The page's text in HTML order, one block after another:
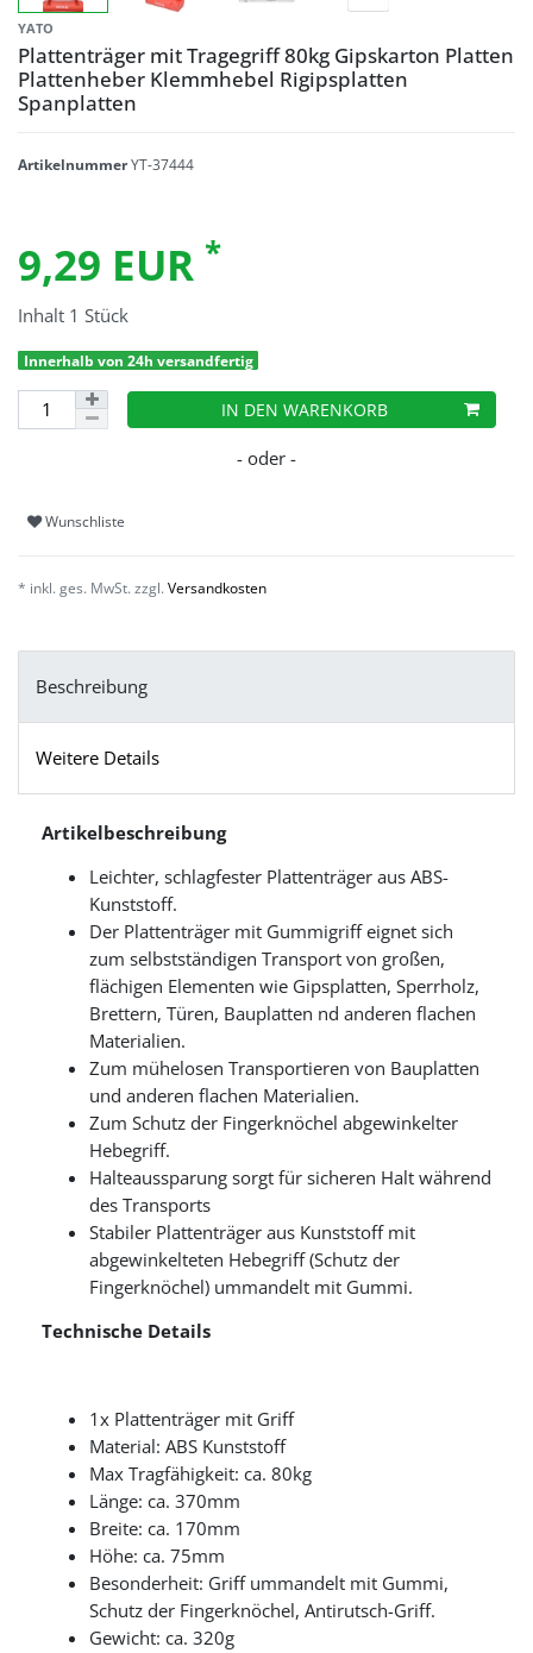
YATO
Plattenträger mit Tragegriff 80kg Gipskarton Platten
Plattenheber Klemmhebel Rigipsplatten
Spanplatten
ArtikelnummerYT-37444
9,29 EUR *
Inhalt 1 Stück
Innerhalb von 24h versandfertig
IN DEN WARENKORB
Wunschliste
* inkl. ges. MwSt. zzgl. Versandkosten
Beschreibung
Weitere Details
Artikelbeschreibung
Leichter, schlagfester Plattenträger aus ABS-
Kunststoff.
Der Plattenträger mit Gummigriff eignet sich
zum selbstständigen Transport von großen,
flächigen Elementen wie Gipsplatten, Sperrholz,
Brettern, Türen, Bauplatten nd anderen flachen
Materialien.
Zum mühelosen Transportieren von Bauplatten
und anderen flachen Materialien.
Zum Schutz der Fingerknöchel abgewinkelter
Hebegriff.
Halteaussparung sorgt für sicheren Halt während
des Transports
Stabiler Plattenträger aus Kunststoff mit
abgewinkelteten Hebegriff (Schutz der
Fingerknöchel) ummandelt mit Gummi.
Technische Details
1x Plattenträger mit Griff
Material: ABS Kunststoff
Max Tragfähigkeit: ca. 80kg
Länge: ca. 370mm
Breite: ca. 170mm
Höhe: ca. 75mm
Besonderheit: Griff ummandelt mit Gummi,
Schutz der Fingerknöchel, Antirutsch-Griff.
Gewicht: ca. 320g